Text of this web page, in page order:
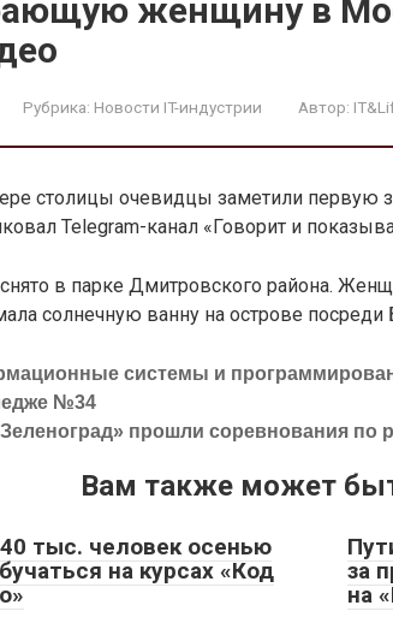
женщину в
Рубрика: Новости IT-индустрии Автор:
столицы очевидцы заметили первую
Telegram-канал «Говорит и
в парке Дмитровского района.
солнечную ванну на острове посреди
системы и
№34
прошли соревнования по
Вам также может
тыс. человек осенью
на курсах «Код
за
на